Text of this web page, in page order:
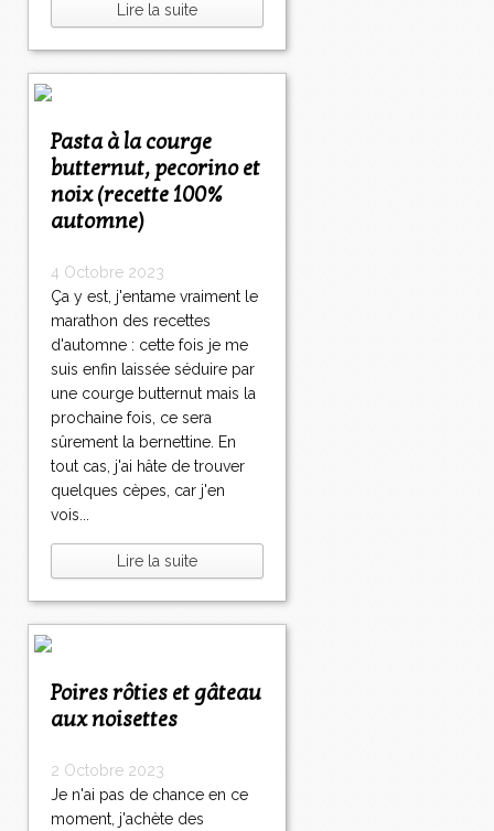
Lire la suite
Pasta à la courge
butternut, pecorino et
noix (recette 100%
automne)
4 Octobre 2023
Ça y est, j'entame vraiment le
marathon des recettes
d'automne : cette fois je me
suis enfin laissée séduire par
une courge butternut mais la
prochaine fois, ce sera
sûrement la bernettine. En
tout cas, j'ai hâte de trouver
quelques cèpes, car j'en
vois...
Lire la suite
Poires rôties et gâteau
aux noisettes
2 Octobre 2023
Je n'ai pas de chance en ce
moment, j'achète des